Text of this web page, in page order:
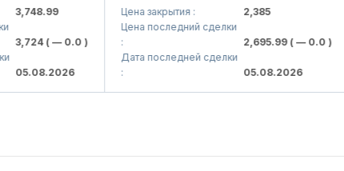
3,748.99
3,724( — 0.0 )
05.08.2026
Цена закрытия :
2,385
Цена последний сделки
2,695.99( — 0.0 )
Дата последней сделки
05.08.2026